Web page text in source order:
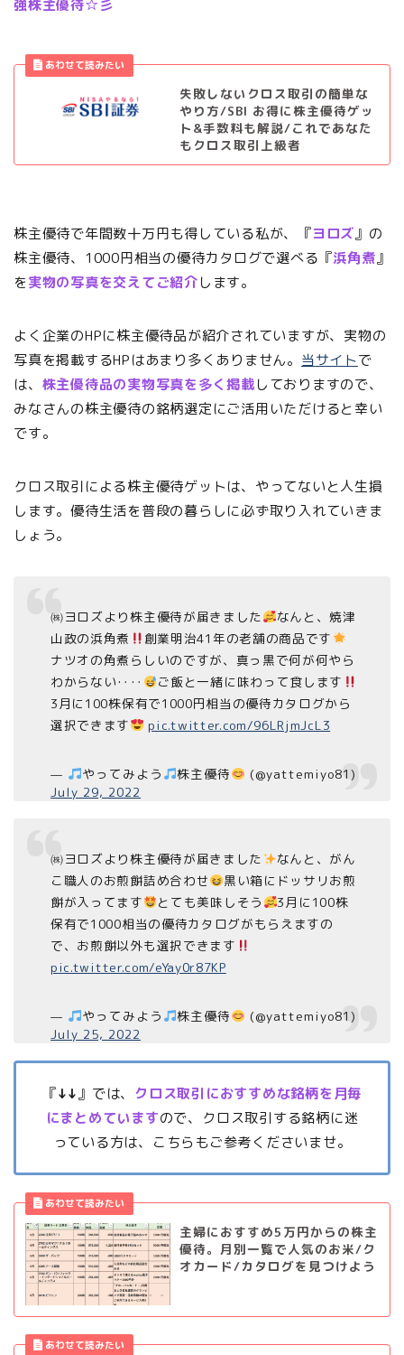
強株主優待☆彡
失敗しないクロス取引の簡単な
やり方/SBI お得に株主優待ゲッ
ト&手数料も解説/これであなた
もクロス取引上級者
株主優待で年間数十万円も得している私が、『ヨロズ』の
株主優待、1000円相当の優待カタログで選べる『浜角煮』
を実物の写真を交えてご紹介します。
よく企業のHPに株主優待品が紹介されていますが、実物の
写真を掲載するHPはあまり多くありません。 当サイトで
は、 株主優待品の実物写真を多く掲載しておりますので、
みなさんの株主優待の銘柄選定にご活用いただけると幸い
です。
クロス取引による株主優待ゲットは、やってないと人生損
します。優待生活を普段の暮らしに必ず取り入れていきま
しょう。
㈱ヨロズより株主優待が届きました
なんと、焼津
山政の浜角煮
創業明治41年の老舗の商品です
ナツオの角煮らしいのですが、真っ黒で何が何やら
わからない‥‥
ご飯と一緒に味わって食します
3月に100株保有で1000円相当の優待カタログから
選択できます
pic.twitter.com/96LRjmJcL3
— やってみよう 株主優待
(@yattemiyo81)
July 29, 2022
㈱ヨロズより株主優待が届きました
なんと、がん
こ職人のお煎餅詰め合わせ
黒い箱にドッサリお煎
餅が入ってます
とても美味しそう
3月に100株
保有で1000相当の優待カタログがもらえますの
で、お煎餅以外も選択できます
pic.twitter.com/eYay0r87KP
— やってみよう 株主優待
(@yattemiyo81)
July 25, 2022
『↓↓』では、 クロス取引におすすめな銘柄を月毎
にまとめていますので、クロス取引する銘柄に迷
っている方は、こちらもご参考くださいませ。
主婦におすすめ5万円からの株主
優待。月別一覧で人気のお米/ク
オカード/カタログを見つけよう